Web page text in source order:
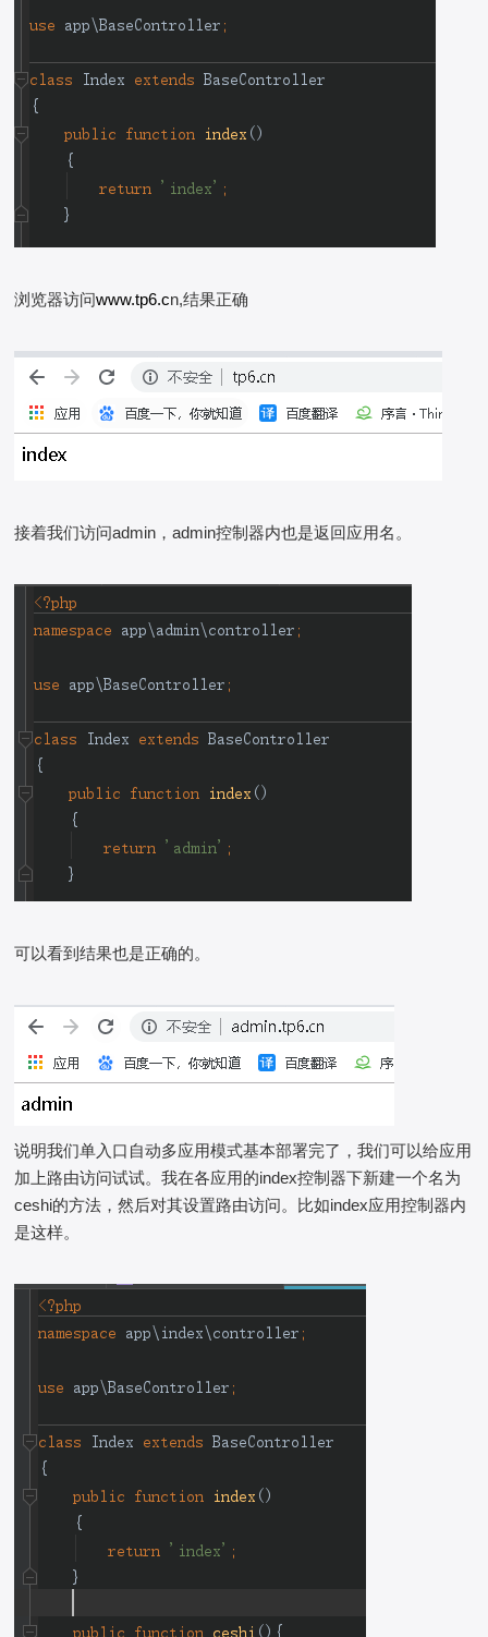
浏览器访问www.tp6.cn,结果正确
接着我们访问admin，admin控制器内也是返回应用名。
可以看到结果也是正确的。
说明我们单入口自动多应用模式基本部署完了，我们可以给应用
加上路由访问试试。我在各应用的index控制器下新建一个名为
ceshi的方法，然后对其设置路由访问。比如index应用控制器内
是这样。